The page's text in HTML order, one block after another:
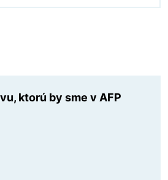
ktorú by sme v AFP